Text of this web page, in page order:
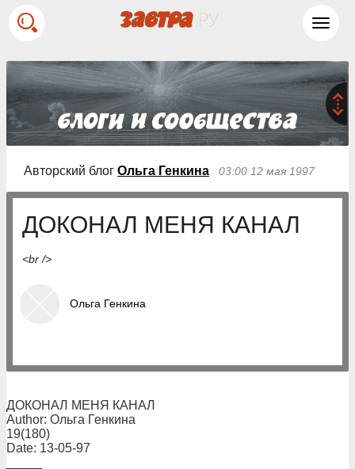
Авторский блог Ольга Генкина 03:00 12 мая 1997
ДОКОНАЛ МЕНЯ КАНАЛ
<br />
Ольга Генкина
ДОКОНАЛ МЕНЯ КАНАЛ
Author: Ольга Генкина
19(180)
Date: 13-05-97